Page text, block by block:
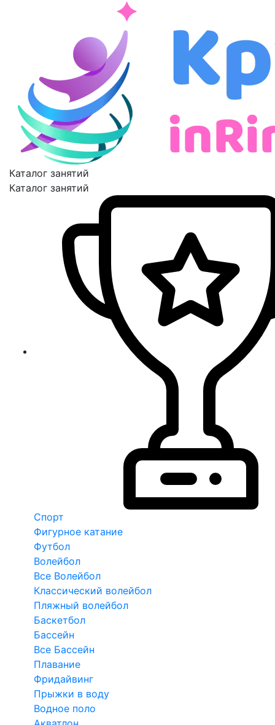
Каталог занятий
Каталог занятий
Спорт
Фигурное катание
Футбол
Волейбол
Все Волейбол
Классический волейбол
Пляжный волейбол
Баскетбол
Бассейн
Все Бассейн
Плавание
Фридайвинг
Прыжки в воду
Водное поло